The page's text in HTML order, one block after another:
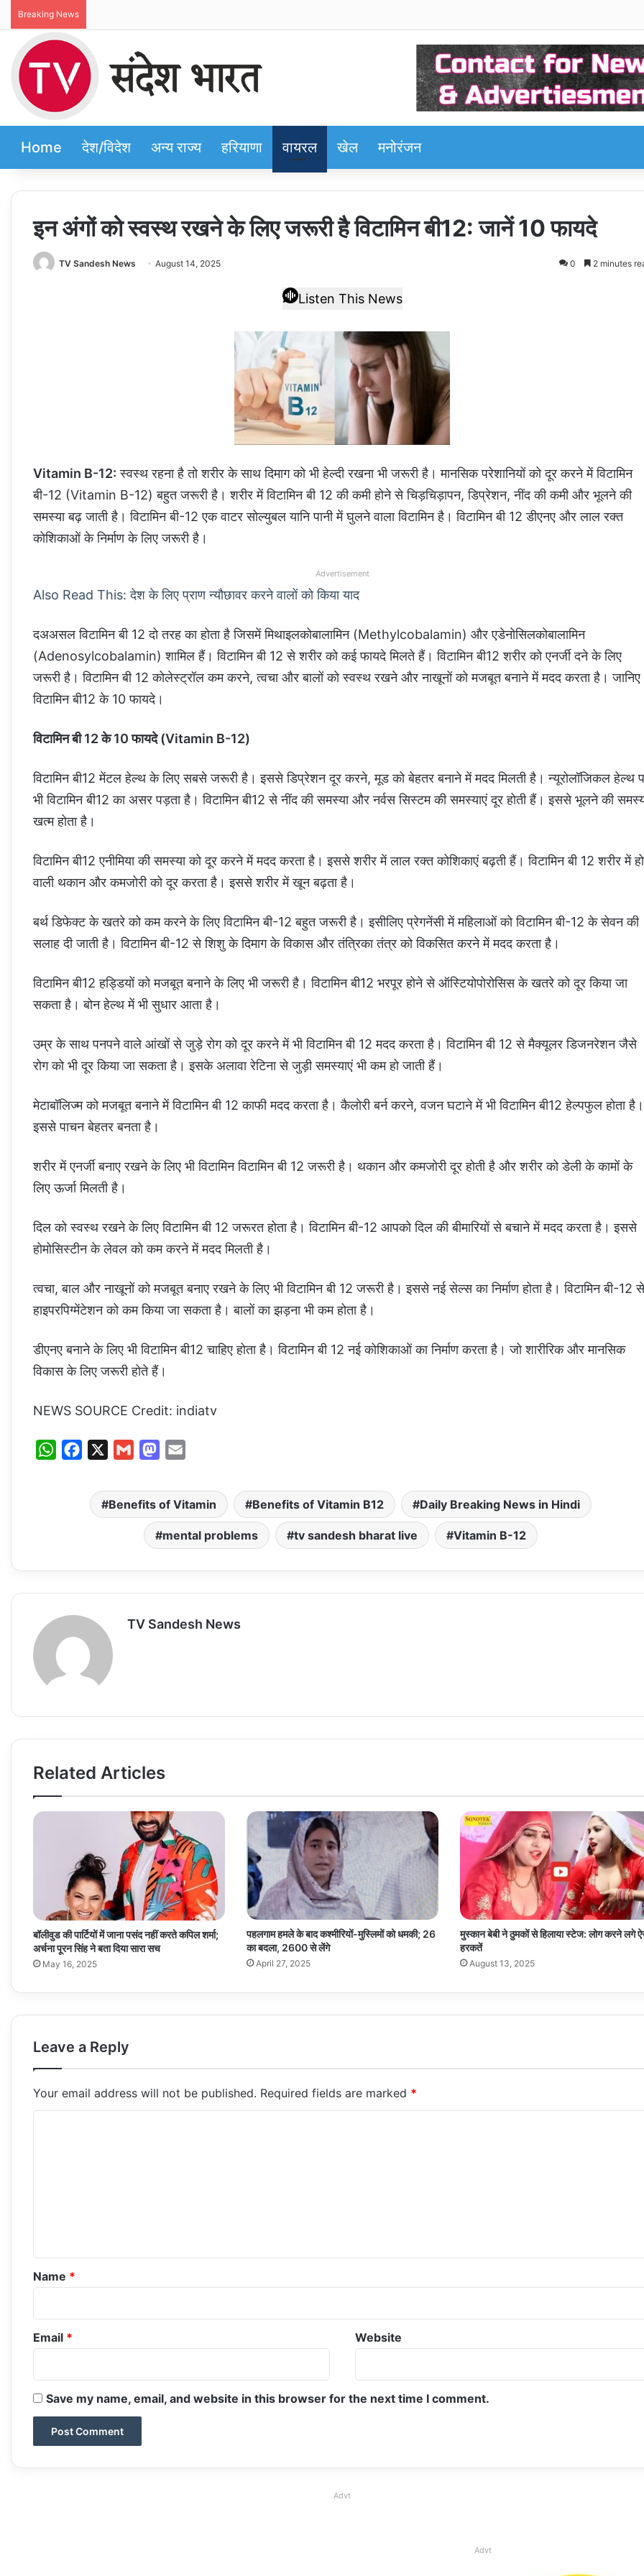
Breaking News
Home देश/विदेश अन्य राज्य हरियाणा वायरल खेल मनोरंजन
इन अंगों को स्वस्थ रखने के लिए जरूरी है विटामिन बी12: जानें 10 फायदे
TV Sandesh News August 14, 2025 0 2 minutes
Listen This News
Vitamin B-12: स्वस्थ रहना है तो शरीर के साथ दिमाग को भी हेल्दी रखना भी जरूरी है। मानसिक परेशानियों को दूर करने में विटामिन
बी-12 (Vitamin B-12) बहुत जरूरी है। शरीर में विटामिन बी 12 की कमी होने से चिड़चिड़ापन, डिप्रेशन, नींद की कमी और भूलने की
समस्या बढ़ जाती है। विटामिन बी-12 एक वाटर सोल्युबल यानि पानी में घुलने वाला विटामिन है। विटामिन बी 12 डीएनए और लाल रक्त
कोशिकाओं के निर्माण के लिए जरूरी है।
Advertisement
Also Read This: देश के लिए प्राण न्यौछावर करने वालों को किया याद
दअअसल विटामिन बी 12 दो तरह का होता है जिसमें मिथाइलकोबालामिन (Methylcobalamin) और एडेनोसिलकोबालामिन
(Adenosylcobalamin) शामिल हैं। विटामिन बी 12 से शरीर को कई फायदे मिलते हैं। विटामिन बी12 शरीर को एनर्जी दने के लिए
जरूरी है। विटामिन बी 12 कोलेस्ट्रॉल कम करने, त्वचा और बालों को स्वस्थ रखने और नाखूनों को मजबूत बनाने में मदद करता है। जानिए
विटामिन बी12 के 10 फायदे।
विटामिन बी 12 के 10 फायदे (Vitamin B-12)
विटामिन बी12 मेंटल हेल्थ के लिए सबसे जरूरी है। इससे डिप्रेशन दूर करने, मूड को बेहतर बनाने में मदद मिलती है। न्यूरोलॉजिकल हेल्थ
भी विटामिन बी12 का असर पड़ता है। विटामिन बी12 से नींद की समस्या और नर्वस सिस्टम की समस्याएं दूर होती हैं। इससे भूलने की
खत्म होता है।
विटामिन बी12 एनीमिया की समस्या को दूर करने में मदद करता है। इससे शरीर में लाल रक्त कोशिकाएं बढ़ती हैं। विटामिन बी 12 शरीर में
वाली थकान और कमजोरी को दूर करता है। इससे शरीर में खून बढ़ता है।
बर्थ डिफेक्ट के खतरे को कम करने के लिए विटामिन बी-12 बहुत जरूरी है। इसीलिए प्रेगनेंसी में महिलाओं को विटामिन बी-12 के सेवन की
सलाह दी जाती है। विटामिन बी-12 से शिशु के दिमाग के विकास और तंत्रिका तंत्र को विकसित करने में मदद करता है।
विटामिन बी12 हड्डियों को मजबूत बनाने के लिए भी जरूरी है। विटामिन बी12 भरपूर होने से ऑस्टियोपोरोसिस के खतरे को दूर किया जा
सकता है। बोन हेल्थ में भी सुधार आता है।
उम्र के साथ पनपने वाले आंखों से जुड़े रोग को दूर करने में भी विटामिन बी 12 मदद करता है। विटामिन बी 12 से मैक्यूलर डिजनरेशन जैसे
रोग को भी दूर किया जा सकता है। इसके अलावा रेटिना से जुड़ी समस्याएं भी कम हो जाती हैं।
मेटाबॉलिज्म को मजबूत बनाने में विटामिन बी 12 काफी मदद करता है। कैलोरी बर्न करने, वजन घटाने में भी विटामिन बी12 हेल्पफुल होता है।
इससे पाचन बेहतर बनता है।
शरीर में एनर्जी बनाए रखने के लिए भी विटामिन विटामिन बी 12 जरूरी है। थकान और कमजोरी दूर होती है और शरीर को डेली के कामों के
लिए ऊर्जा मिलती है।
दिल को स्वस्थ रखने के लिए विटामिन बी 12 जरूरत होता है। विटामिन बी-12 आपको दिल की बीमारियों से बचाने में मदद करता है। इससे
होमोसिस्टीन के लेवल को कम करने में मदद मिलती है।
त्वचा, बाल और नाखूनों को मजबूत बनाए रखने के लिए भी विटामिन बी 12 जरूरी है। इससे नई सेल्स का निर्माण होता है। विटामिन बी-12 से
हाइपरपिग्मेंटेशन को कम किया जा सकता है। बालों का झड़ना भी कम होता है।
डीएनए बनाने के लिए भी विटामिन बी12 चाहिए होता है। विटामिन बी 12 नई कोशिकाओं का निर्माण करता है। जो शारीरिक और मानसिक
विकास के लिए जरूरी होते हैं।
NEWS SOURCE Credit: indiatv
W
p
p
o
k
a
i
M
s
t
o
d
o
n
a
i
l
Benefits of Vitamin Benefits of Vitamin B12 Daily Breaking News in Hindi
mental problems tv sandesh bharat live Vitamin B-12
TV Sandesh News
Related Articles
बॉलीवुड की पार्टियों में जाना पसंद नहीं करते कपिल शर्मा;
अर्चना पूरन सिंह ने बता दिया सारा सच
May 16, 2025
पहलगाम हमले के बाद कश्मीरियों-मुस्लिमों को धमकी; 26
का बदला, 2600 से लेंगे
April 27, 2025
मुस्कान बेबी ने ठुमकों से हिलाया स्टेज: लोग करने लगे
हरकतें
August 13, 2025
Leave a Reply
Your email address will not be published. Required fields are marked *
*
Name *
Email * Website
Save my name, email, and website in this browser for the next time I comment.
Advt
Advt